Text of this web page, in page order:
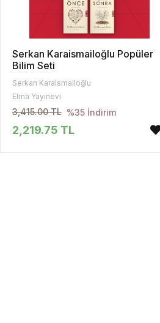
Serkan Karaismailoğlu Popüler
Bilim Seti
Serkan Karaismailoğlu
Elma Yayınevi
3,415.00 TL %35 İndirim
2,219.75 TL